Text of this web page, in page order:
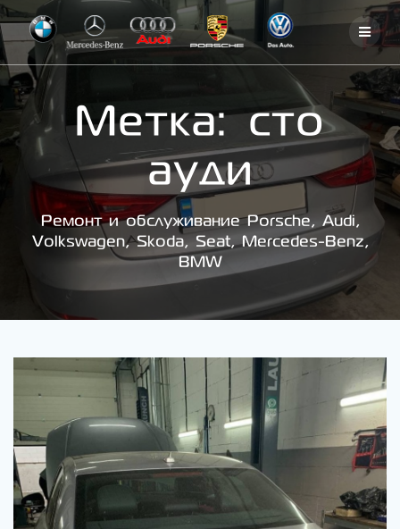
Skip
to
content
Метка:сто
ауди
Ремонт и обслуживание Porsche, Audi,
Volkswagen, Skoda, Seat, Mercedes-Benz,
BMW